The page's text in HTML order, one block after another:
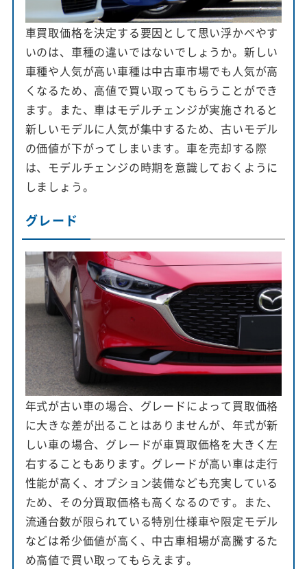
車買取価格を決定する要因として思い浮かべやす
いのは、車種の違いではないでしょうか。新しい
車種や人気が高い車種は中古車市場でも人気が高
くなるため、高値で買い取ってもらうことができ
ます。また、車はモデルチェンジが実施されると
新しいモデルに人気が集中するため、古いモデル
の価値が下がってしまいます。車を売却する際
は、モデルチェンジの時期を意識しておくように
しましょう。
グレード
年式が古い車の場合、グレードによって買取価格
に大きな差が出ることはありませんが、年式が新
しい車の場合、グレードが車買取価格を大きく左
右することもあります。グレードが高い車は走行
性能が高く、オプション装備なども充実している
ため、その分買取価格も高くなるのです。また、
流通台数が限られている特別仕様車や限定モデル
などは希少価値が高く、中古車相場が高騰するた
め高値で買い取ってもらえます。